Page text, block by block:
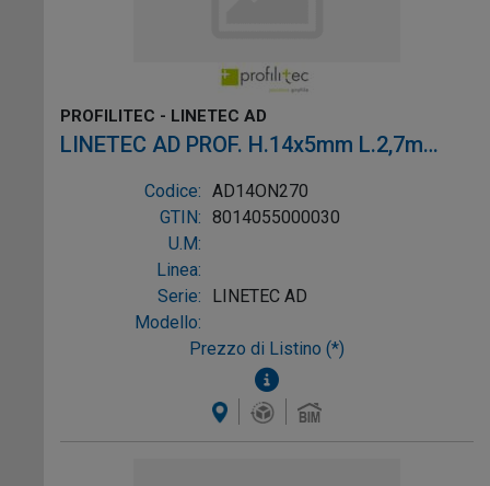
PROFILITEC - LINETEC AD
LINETEC AD PROF. H.14x5mm L.2,7m
OTT. NAT.
Codice: AD14ON270
GTIN: 8014055000030
U.M:
Linea:
Serie:
LINETEC AD
Modello:
Prezzo di Listino (*)